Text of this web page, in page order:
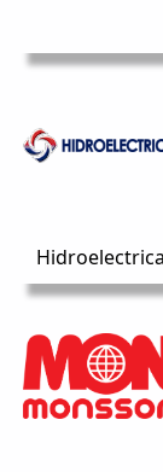
Hidroelectrica